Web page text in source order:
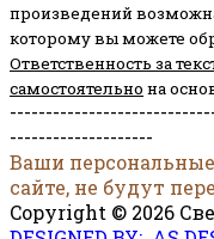
произведений
которому вы можете
Ответственность за
самостоятельно на
--------------------
Ваши
сайте, не будут
Copyright © 2026